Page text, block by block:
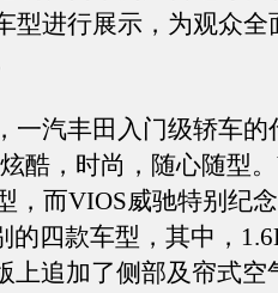
型进行展示，为观众全
汽丰田入门级轿车
酷，时尚，随心随型
，而VIOS威驰特别纪
的四款车型，其中，
上追加了侧部及帘式空